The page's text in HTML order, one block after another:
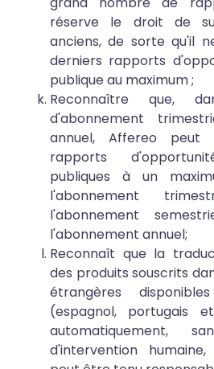
réserve le droit de
anciens, de sorte qu'il
derniers rapports
publique au maximum ;
Reconnaître que,
d'abonnement
annuel, Affereo
rapports
publiques à un
l'abonnement
l'abonnement
l'abonnement annuel;
Reconnaît que la
des produits souscrits
étrangères
(espagnol, portugais
automatiquement,
d'intervention